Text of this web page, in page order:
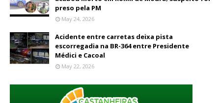
preso pela PM
May 24, 2026
Acidente entre carretas deixa pista
escorregadia na BR-364 entre Presidente
Médici e Cacoal
May 22, 2026